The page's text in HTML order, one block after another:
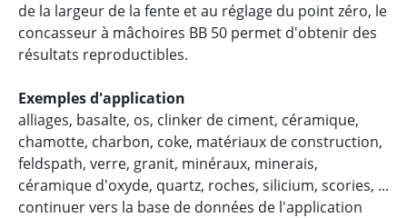
de la largeur de la fente et au réglage du point zéro, le
concasseur à mâchoires BB 50 permet d'obtenir des
résultats reproductibles.
Exemples d'application
alliages, basalte, os, clinker de ciment, céramique,
chamotte, charbon, coke, matériaux de construction,
feldspath, verre, granit, minéraux, minerais,
céramique d'oxyde, quartz, roches, silicium, scories, ...
continuer vers la base de données de l'application